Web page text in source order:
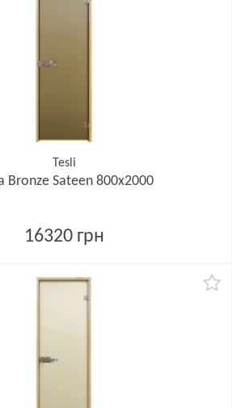
Tesli
Bronze Sateen 800х2000
16320 грн